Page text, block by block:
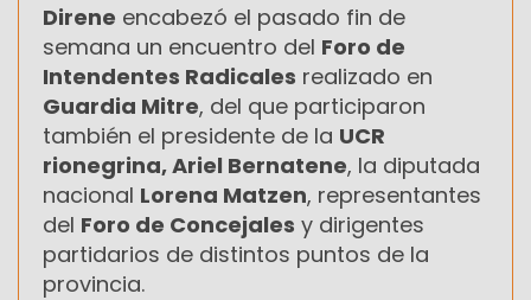
Direne encabezó el pasado fin de
semana un encuentro del Foro de
Intendentes Radicales realizado en
Guardia Mitre, del que participaron
también el presidente de la UCR
rionegrina, Ariel Bernatene, la diputada
nacional Lorena Matzen, representantes
del Foro de Concejales y dirigentes
partidarios de distintos puntos de la
provincia.